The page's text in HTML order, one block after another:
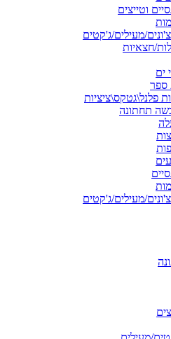
וטייצים
מעילים/ג'קטים
חצאיות
ים
ספר
פלנל\גטקס\ציציות
תחתונה
מעילים/ג'קטים